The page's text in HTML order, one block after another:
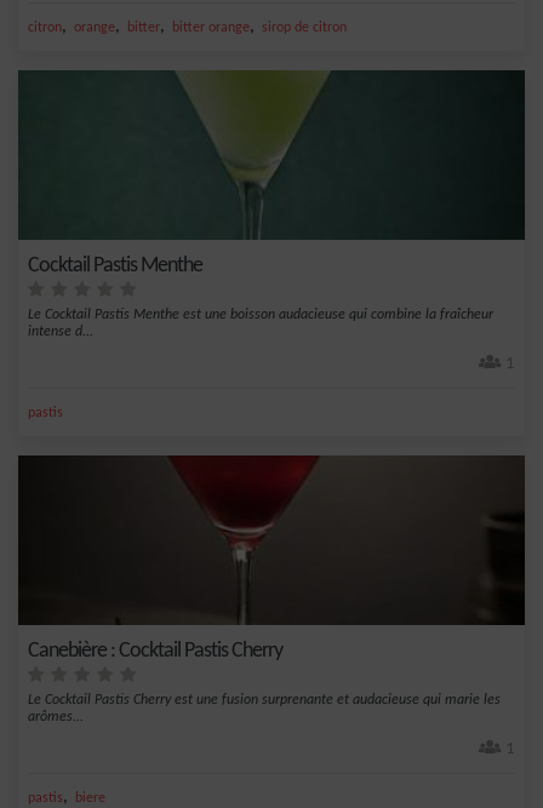
citron, orange, bitter, bitter orange, sirop de citron
Cocktail Pastis Menthe
Le Cocktail Pastis Menthe est une boisson audacieuse qui combine la fraîcheur
intense d...
1
pastis
Canebière : Cocktail Pastis Cherry
Le Cocktail Pastis Cherry est une fusion surprenante et audacieuse qui marie les
arômes...
1
pastis, biere